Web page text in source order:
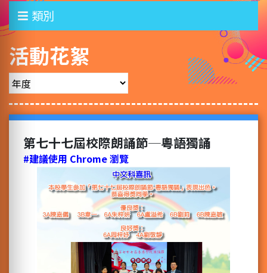
類別
活動花絮
第七十七屆校際朗誦節─粵語獨誦
#建議使用 Chrome 瀏覽